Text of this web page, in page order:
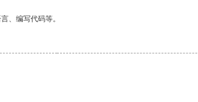
、编写代码等。